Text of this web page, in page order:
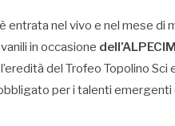
entrata nel vivo e nel mese di
in occasione
del Trofeo Topolino Sci
per i talenti emergenti